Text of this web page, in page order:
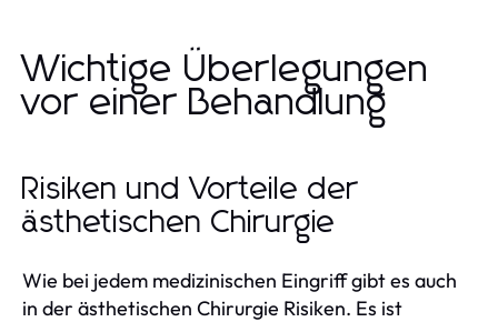
Wichtige Überlegungen
vor einer Behandlung
Risiken und Vorteile der
ästhetischen Chirurgie
Wie bei jedem medizinischen Eingriff gibt es auch
in der ästhetischen Chirurgie Risiken. Es ist